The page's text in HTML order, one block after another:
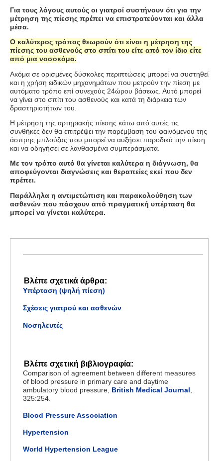
Για τους λόγους αυτούς οι γιατροί συστήνουν ότι για την
μέτρηση της πίεσης πρέπει να επιστρατεύονται και άλλα
μέσα.
Ο καλύτερος τρόπος θεωρούν ότι είναι η μέτρηση της
πίεσης του ασθενούς στο σπίτι του είτε από τον ίδιο είτε
από μια νοσοκόμα.
Ακόμα σε ορισμένες δύσκολες περιπτώσεις μπορεί να συστηθεί
και η χρήση ειδικών μηχανημάτων που μετρούν την πίεση με
αυτόματο τρόπο επί συνεχούς 24ώρου βάσεως. Αυτό μπορεί
να γίνει στο σπίτι του ασθενούς και κατά τη διάρκεια των
δραστηριοτήτων του.
Η μέτρηση της αρτηριακής πίεσης κάτω από αυτές τις
συνθήκες δεν θα επιτρέψει την παρέμβαση του φαινόμενου της
άσπρης μπλούζας που μπορεί να αυξήσει παροδικά την πίεση
και να οδηγήσει σε λανθασμένα συμπεράσματα.
Με τον τρόπο αυτό θα γίνεται καλύτερα η διάγνωση, θα
αποφεύγονται διαγνώσεις και θεραπείες εκεί που δεν
πρέπει.
Παράλληλα η αντιμετώπιση και παρακολούθηση των
ασθενών που πάσχουν από πραγματική υπέρταση θα
μπορεί να γίνεται καλύτερα.
Βλέπε σχετικά άρθρα:
Υπέρταση (ψηλή πίεση)
Σχέσεις γιατρού και ασθενών
Νοσηλευτές
Βλέπε σχετική βιβλιογραφία:
Comparison of agreement between different measures
of blood pressure in primary care and daytime
ambulatory blood pressure, British Medical Journal
325:254.
Blood Pressure Association
Hypertension
World Hypertension League